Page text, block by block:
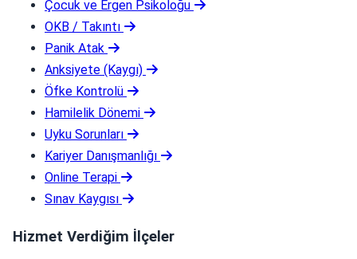
Çocuk ve Ergen Psikoloğu
OKB / Takıntı
Panik Atak
Anksiyete (Kaygı)
Öfke Kontrolü
Hamilelik Dönemi
Uyku Sorunları
Kariyer Danışmanlığı
Online Terapi
Sınav Kaygısı
Hizmet Verdiğim İlçeler